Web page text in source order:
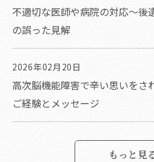
不適切な医師や病院の対応～後
の誤った見解
2026年02月20日
高次脳機能障害で辛い思いをさ
ご経験とメッセージ
もっと見